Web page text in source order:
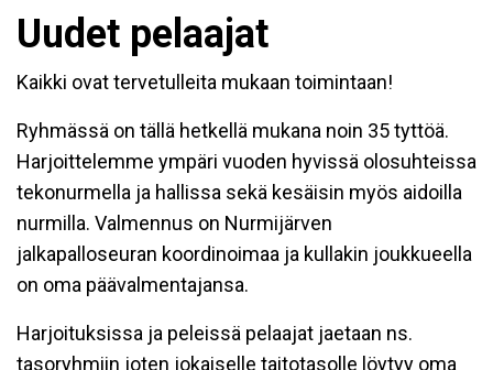
Uudet pelaajat
Kaikki ovat tervetulleita mukaan toimintaan!
Ryhmässä on tällä hetkellä mukana noin 35 tyttöä.
Harjoittelemme ympäri vuoden hyvissä olosuhteissa
tekonurmella ja hallissa sekä kesäisin myös aidoilla
nurmilla. Valmennus on Nurmijärven
jalkapalloseuran koordinoimaa ja kullakin joukkueella
on oma päävalmentajansa.
Harjoituksissa ja peleissä pelaajat jaetaan ns.
tasoryhmiin joten jokaiselle taitotasolle löytyy oma